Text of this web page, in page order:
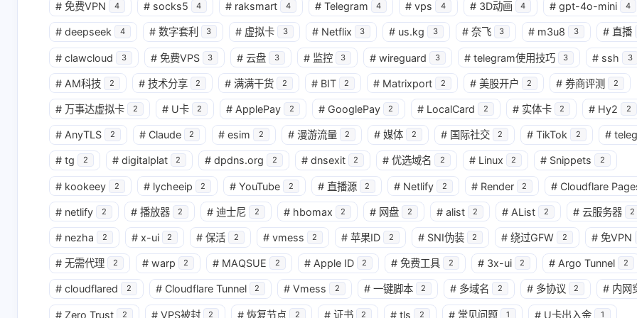
# 免费VPN 4 # socks5 4 # raksmart 4 # Telegram 4 # vps 4 # 3D动画 4 # gpt-4o-mini 4
# deepseek 4 # 数字套利 3 # 虚拟卡 3 # Netflix 3 # us.kg 3 # 奈飞 3 # m3u8 3 # 直播
# clawcloud 3 # 免费VPS 3 # 云盘 3 # 监控 3 # wireguard 3 # telegram使用技巧 3 # ssh 3
# AM科技 2 # 技术分享 2 # 满满干货 2 # BIT 2 # Matrixport 2 # 美股开户 2 # 券商评测 2
# 万事达虚拟卡 2 # U卡 2 # ApplePay 2 # GooglePay 2 # LocalCard 2 # 实体卡 2 # Hy2 2
# AnyTLS 2 # Claude 2 # esim 2 # 漫游流量 2 # 媒体 2 # 国际社交 2 # TikTok 2 #
# tg 2 # digitalplat 2 # dpdns.org 2 # dnsexit 2 # 优选域名 2 # Linux 2 # Snippets 2
# kookeey 2 # lycheeip 2 # YouTube 2 # 直播源 2 # Netlify 2 # Render 2 # Cloudflare
# netlify 2 # 播放器 2 # 迪士尼 2 # hbomax 2 # 网盘 2 # alist 2 # AList 2 # 云服务器 2
# nezha 2 # x-ui 2 # 保活 2 # vmess 2 # 苹果ID 2 # SNI伪装 2 # 绕过GFW 2 # 免VPN
# 无需代理 2 # warp 2 # MAQSUE 2 # Apple ID 2 # 免费工具 2 # 3x-ui 2 # Argo Tunnel 2
# cloudflared 2 # Cloudflare Tunnel 2 # Vmess 2 # 一键脚本 2 # 多域名 2 # 多协议 2 # 内网
# Zero Trust 2 # VPS被封 2 # 恢复节点 2 # 证书 2 # tls 2 # 常见问题 1 # U卡出入金 1